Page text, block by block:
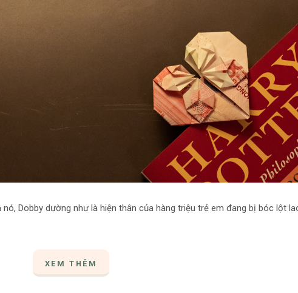
Dobby dường như là hiện thân của hàng triệu trẻ em đang bị bóc lột
XEM THÊM